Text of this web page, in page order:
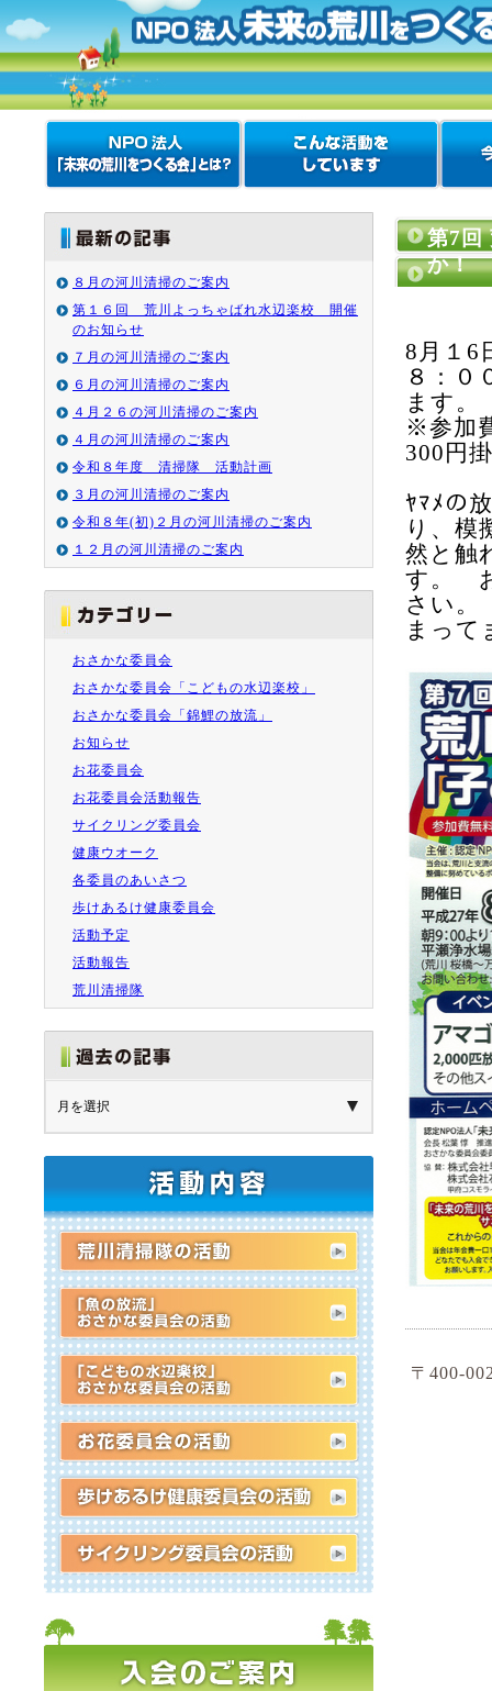
８月の河川清掃のご案内
第１６回 荒川よっちゃばれ水辺楽校 開催
のお知らせ
７月の河川清掃のご案内
６月の河川清掃のご案内
４月２６の河川清掃のご案内
４月の河川清掃のご案内
令和８年度 清掃隊 活動計画
３月の河川清掃のご案内
令和８年(初)２月の河川清掃のご案内
１２月の河川清掃のご案内
おさかな委員会
おさかな委員会「こどもの水辺楽校」
おさかな委員会「錦鯉の放流」
お知らせ
お花委員会
お花委員会活動報告
サイクリング委員会
健康ウオーク
各委員のあいさつ
歩けあるけ健康委員会
活動予定
活動報告
荒川清掃隊
第7回
か！
8月１6
８：０
ます。
※参加
300円
ﾔﾏﾒの
り、模
然と触
す。
さい。
まって
〒400-